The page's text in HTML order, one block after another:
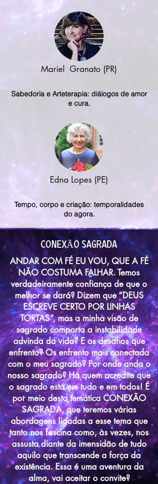
Mariel Granato (PR)
Sabedoria e Arteterapia: diálogos de amor
e cura.
Edna Lopes (PE)
Tempo, corpo e criação: temporalidades
do agora.
conexÃO SAGRADA
ANDAR COM FÉ EU VOU, QUE A FÉ
NÃO COSTUMA FALHAR. Temos
verdadeiramente confiança de que o
melhor se dará? Dizem que “DEUS
ESCREVE CERTO POR LINHAS
TORTAS”, mas a minha visão de
sagrado comporta a instabilidade
advinda da vida? E os desafios que
enfrento? Os enfrento mais conectada
com o meu sagrado? Por onde anda o
nosso sagrado? Há quem acredite que
o sagrado está em tudo e em todos! É
por meio desta temática CONEXÃO
SAGRADA, que teremos várias
abordagens ligadas a esse tema que
tanto nos fascina como, às vezes, nos
assusta diante da imensidão de tudo
aquilo que transcende a força da
existência. Essa é uma aventura da
alma, vai aceitar o convite?